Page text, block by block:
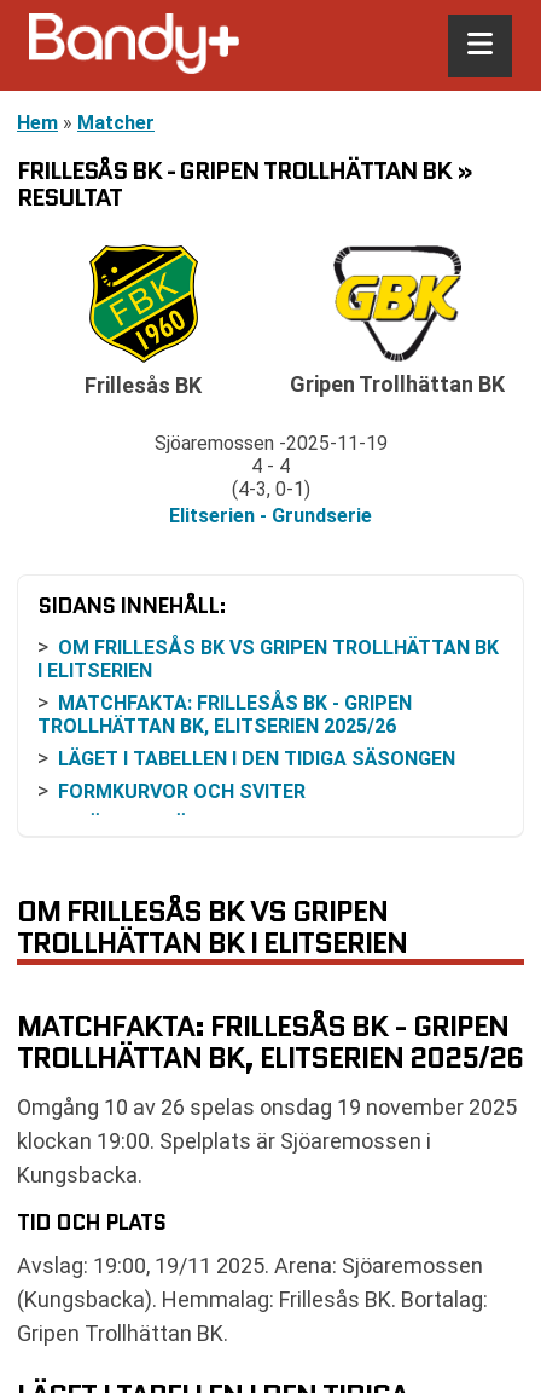
Hem » Matcher
FRILLESÅS BK - GRIPEN TROLLHÄTTAN BK »
RESULTAT
Frillesås BK
Sjöaremossen 2025-11-19
4 - 4
(4-3, 0-1)
Elitserien - Grundserie
Gripen Trollhättan BK
SIDANS INNEHÅLL:
OM FRILLESÅS BK VS GRIPEN TROLLHÄTTAN BK
I ELITSERIEN
MATCHFAKTA: FRILLESÅS BK - GRIPEN
TROLLHÄTTAN BK, ELITSERIEN 2025/26
LÄGET I TABELLEN I DEN TIDIGA SÄSONGEN
FORMKURVOR OCH SVITER
ODDS- OCH SPELRESONEMANG
HUR DU KAN FÖLJA MATCHEN
VAD INNEBÄR OMGÅNG 10 I EN GRUNDSERIE MED
VANLIGA FRÅGOR OM FRILLESÅS BK VS GRIPEN
TROLLHÄTTAN BK
SENASTE RESULTAT FRILLESÅS BK
SENASTE RESULTAT GRIPEN TROLLHÄTTAN BK
RESULTAT INBÖRDES MÖTEN
TABELL
OM FRILLESÅS BK VS GRIPEN
TROLLHÄTTAN BK I ELITSERIEN
MATCHFAKTA: FRILLESÅS BK - GRIPEN
TROLLHÄTTAN BK, ELITSERIEN 2025/26
Omgång 10 av 26 spelas onsdag 19 november 2025
klockan 19:00. Spelplats är Sjöaremossen i
Kungsbacka.
TID OCH PLATS
Avslag: 19:00, 19/11 2025. Arena: Sjöaremossen
(Kungsbacka). Hemmalag: Frillesås BK. Bortalag:
Gripen Trollhättan BK.